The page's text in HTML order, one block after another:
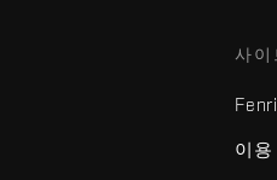
사이
이